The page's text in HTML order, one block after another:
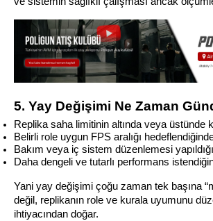
5. Yay Değişimi Ne Zaman
Replika saha limitinin altında veya üstünde
Belirli role uygun FPS aralığı
Bakım veya iç sistem düzenlemesi
Daha dengeli ve tutarlı performans
Yani yay değişimi çoğu zaman tek başına
değil, replikanın role ve kurala uyumunu
ihtiyacından doğar.